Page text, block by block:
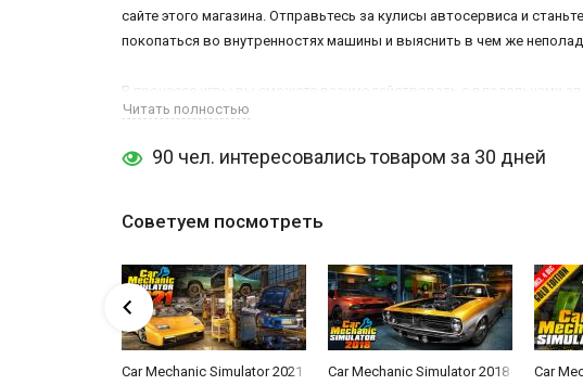
сайте этого магазина. Отправьтесь за кулисы автосервиса и
покопаться во внутренностях машины и выяснить в чем же
В процессе игры вы сможете взаимодействовать с владельцами
нужно грамотно планировать бюджет, так что для экономии
ремонтными работами, включая тормоза, исправление
различных заказов и многое другое.
Читать полностью
90 чел. интересовались товаром за 30 дней
Советуем посмотреть
Car Mechanic Simulator 2021 Car Mechanic Simulator 2018 Car